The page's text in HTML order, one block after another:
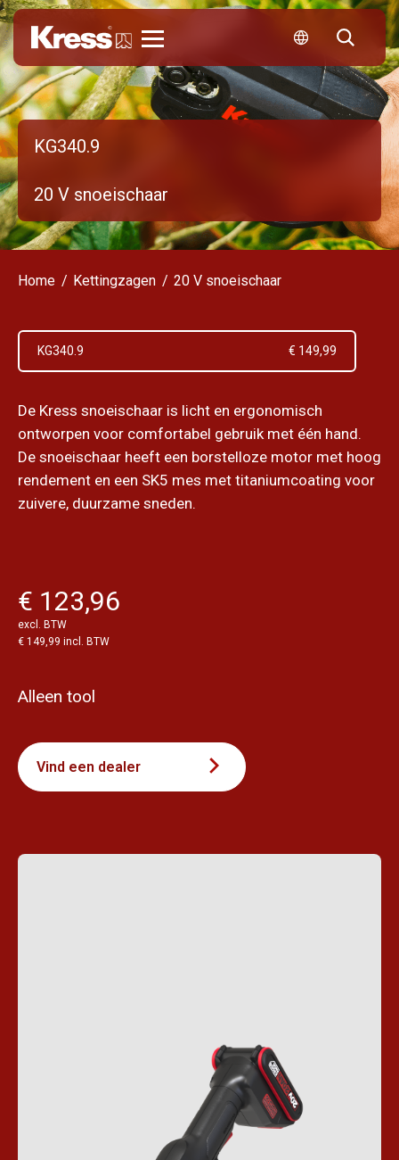
KG340.9
20 V snoeischaar
Home Kettingzagen 20 V snoeischaar
KG340.9 € 149,99
De Kress snoeischaar is licht en ergonomisch
ontworpen voor comfortabel gebruik met één hand.
De snoeischaar heeft een borstelloze motor met hoog
rendement en een SK5 mes met titaniumcoating voor
zuivere, duurzame sneden.
€ 123,96
excl. BTW
€ 149,99 incl. BTW
Alleen tool
Vind een dealer